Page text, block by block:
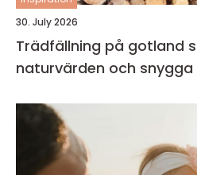
30. July 2026
Trädfällning på gotland säkerhet,
naturvärden och